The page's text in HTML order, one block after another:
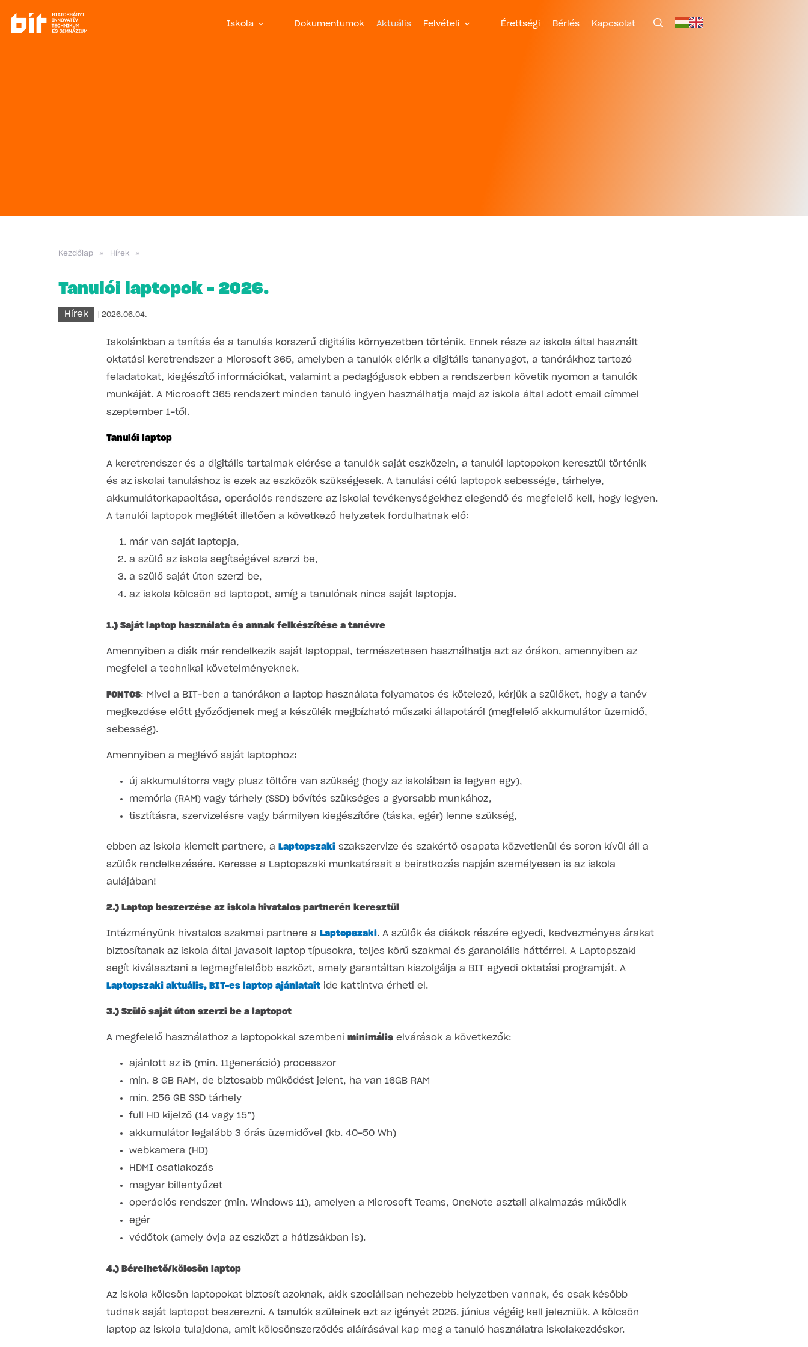
Iskola Dokumentumok Aktuális Felvételi Érettségi Bérlés Kapcsolat
Kezdőlap » Hírek »
Tanulói laptopok – 2026.
Hírek 2026.06.04.
Iskolánkban a tanítás és a tanulás korszerű digitális környezetben történik. Ennek része az iskola által használt
oktatási keretrendszer a Microsoft 365, amelyben a tanulók elérik a digitális tananyagot, a tanórákhoz tartozó
feladatokat, kiegészítő információkat, valamint a pedagógusok ebben a rendszerben követik nyomon a tanulók
munkáját. A Microsoft 365 rendszert minden tanuló ingyen használhatja majd az iskola által adott email címmel
szeptember 1-től.
Tanulói laptop
A keretrendszer és a digitális tartalmak elérése a tanulók saját eszközein, a tanulói laptopokon keresztül történik
és az iskolai tanuláshoz is ezek az eszközök szükségesek. A tanulási célú laptopok sebessége, tárhelye,
akkumulátorkapacitása, operációs rendszere az iskolai tevékenységekhez elegendő és megfelelő kell, hogy legyen.
A tanulói laptopok meglétét illetően a következő helyzetek fordulhatnak elő:
már van saját laptopja,
a szülő az iskola segítségével szerzi be,
a szülő saját úton szerzi be,
az iskola kölcsön ad laptopot, amíg a tanulónak nincs saját laptopja.
1.) Saját laptop használata és annak felkészítése a tanévre
Amennyiben a diák már rendelkezik saját laptoppal, természetesen használhatja azt az órákon, amennyiben az
megfelel a technikai követelményeknek.
FONTOS: Mivel a BIT-ben a tanórákon a laptop használata folyamatos és kötelező, kérjük a szülőket, hogy a tanév
megkezdése előtt győződjenek meg a készülék megbízható műszaki állapotáról (megfelelő akkumulátor üzemidő,
sebesség).
Amennyiben a meglévő saját laptophoz:
új akkumulátorra vagy plusz töltőre van szükség (hogy az iskolában is legyen egy),
memória (RAM) vagy tárhely (SSD) bővítés szükséges a gyorsabb munkához,
tisztításra, szervizelésre vagy bármilyen kiegészítőre (táska, egér) lenne szükség,
ebben az iskola kiemelt partnere, a Laptopszaki szakszervize és szakértő csapata közvetlenül és soron kívül áll a
szülők rendelkezésére. Keresse a Laptopszaki munkatársait a beiratkozás napján személyesen is az iskola
aulájában!
2.) Laptop beszerzése az iskola hivatalos partnerén keresztül
Intézményünk hivatalos szakmai partnere a Laptopszaki. A szülők és diákok részére egyedi, kedvezményes árakat
biztosítanak az iskola által javasolt laptop típusokra, teljes körű szakmai és garanciális háttérrel. A Laptopszaki
segít kiválasztani a legmegfelelőbb eszközt, amely garantáltan kiszolgálja a BIT egyedi oktatási programját. A
Laptopszaki aktuális, BIT-es laptop ajánlatait ide kattintva érheti el.
3.) Szülő saját úton szerzi be a laptopot
A megfelelő használathoz a laptopokkal szembeni minimális elvárások a következők:
ajánlott az i5 (min. 11generáció) processzor
min. 8 GB RAM, de biztosabb működést jelent, ha van 16GB RAM
min. 256 GB SSD tárhely
full HD kijelző (14 vagy 15”)
akkumulátor legalább 3 órás üzemidővel (kb. 40-50 Wh)
webkamera (HD)
HDMI csatlakozás
magyar billentyűzet
operációs rendszer (min. Windows 11), amelyen a Microsoft Teams, OneNote asztali alkalmazás működik
egér
védőtok (amely óvja az eszközt a hátizsákban is).
4.) Bérelhető/kölcsön laptop
Az iskola kölcsön laptopokat biztosít azoknak, akik szociálisan nehezebb helyzetben vannak, és csak később
tudnak saját laptopot beszerezni. A tanulók szüleinek ezt az igényét 2026. június végéig kell jelezniük. A kölcsön
laptop az iskola tulajdona, amit kölcsönszerződés aláírásával kap meg a tanuló használatra iskolakezdéskor.